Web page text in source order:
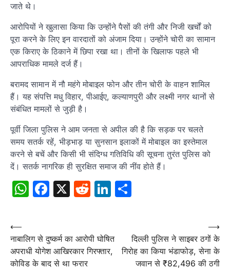
जाते थे।
आरोपियों ने खुलासा किया कि उन्होंने पैसों की तंगी और निजी खर्चों को
पूरा करने के लिए इन वारदातों को अंजाम दिया। उन्होंने चोरी का सामान
एक किराए के ठिकाने में छिपा रखा था। तीनों के खिलाफ पहले भी
आपराधिक मामले दर्ज हैं।
बरामद सामान में नौ महंगे मोबाइल फोन और तीन चोरी के वाहन शामिल
हैं। यह संपत्ति मधु विहार, पीआईए, कल्याणपुरी और लक्ष्मी नगर थानों से
संबंधित मामलों से जुड़ी है।
पूर्वी जिला पुलिस ने आम जनता से अपील की है कि सड़क पर चलते
समय सतर्क रहें, भीड़भाड़ या सुनसान इलाकों में मोबाइल का इस्तेमाल
करने से बचें और किसी भी संदिग्ध गतिविधि की सूचना तुरंत पुलिस को
दें। सतर्क नागरिक ही सुरक्षित समाज की नींव होते हैं।
WhatsApp
Facebook
X RedditLinkedIn
Post
navigation
⟵
नाबालिग से दुष्कर्म का आरोपी घोषित
अपराधी योगेश आखिरकार गिरफ्तार,
कोविड के बाद से था फरार
दिल्ली पुलिस ने साइबर ठगों के
गिरोह का किया भंडाफोड़, सेना के
जवान से ₹82,496 की ठगी
⟶